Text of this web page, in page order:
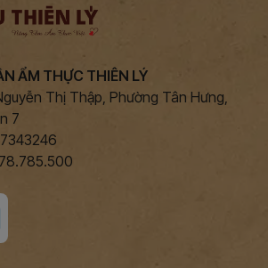
ẨM THỰC THIÊN LÝ
Thị Thập, Phường Tân Hưng,
7